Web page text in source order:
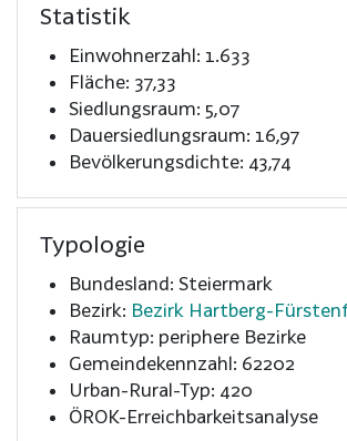
Statistik
Einwohnerzahl: 1.633
Fläche: 37,33
Siedlungsraum: 5,07
Dauersiedlungsraum: 16,97
Bevölkerungsdichte: 43,74
Typologie
Bundesland: Steiermark
Bezirk: Bezirk Hartberg-
Raumtyp: periphere Bezirke
Gemeindekennzahl: 62202
Urban-Rural-Typ: 420
ÖROK-Erreichbarkeitsanalyse